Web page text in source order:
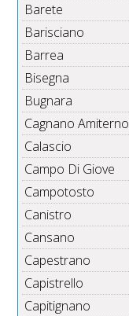
Barete
Barisciano
Barrea
Bisegna
Bugnara
Cagnano Amiterno
Calascio
Campo Di Giove
Campotosto
Canistro
Cansano
Capestrano
Capistrello
Capitignano